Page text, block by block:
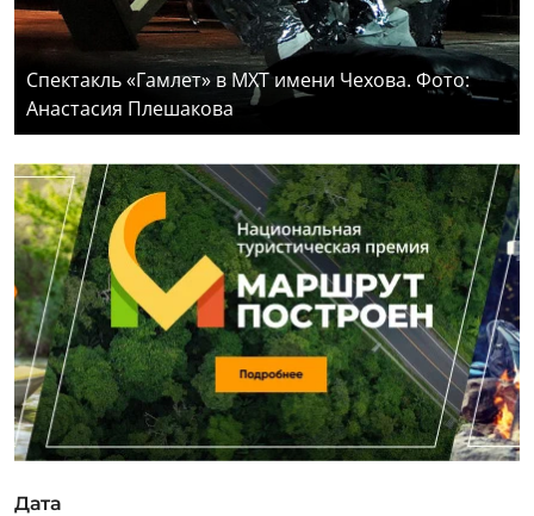
Спектакль «Гамлет» в МХТ имени Чехова. Фото:
Анастасия Плешакова
Дата